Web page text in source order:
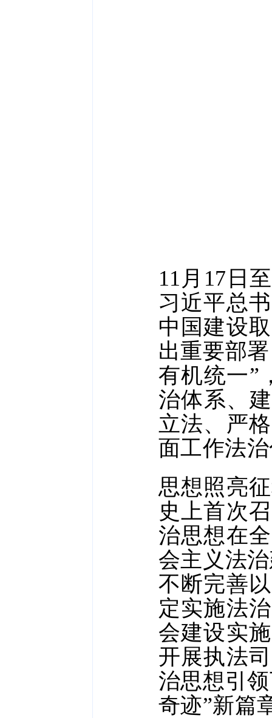
11月17日
习近平总
中国建设
出重要部
有机统一”
治体系、
立法、严
面工作法
思想照亮
史上首次
治思想在
会主义法
不断完善
定实施法
会建设实
开展执法
治思想引
奇迹”新篇